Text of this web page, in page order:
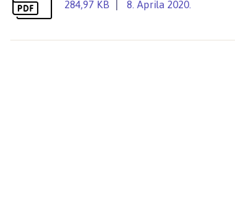
284,97 KB 8. Aprila 2020.